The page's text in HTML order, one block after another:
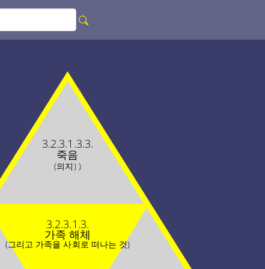
3.2.3.1.3.
가족 해체
(그리고 가족을 사회로 떠나는 것)
3.2.3.1.3.3.
죽음
(의지) )